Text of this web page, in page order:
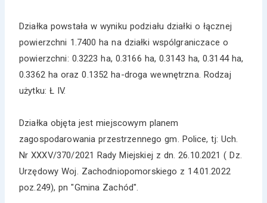
Działka powstała w wyniku podziału działki o łącznej
powierzchni 1.7400 ha na działki wspólgraniczace o
powierzchni: 0.3223 ha, 0.3166 ha, 0.3143 ha, 0.3144 ha,
0.3362 ha oraz 0.1352 ha-droga wewnętrzna. Rodzaj
użytku: Ł IV.
Działka objęta jest miejscowym planem
zagospodarowania przestrzennego gm. Police, tj: Uch.
Nr XXXV/370/2021 Rady Miejskiej z dn. 26.10.2021 ( Dz.
Urzędowy Woj. Zachodniopomorskiego z 14.01.2022
poz.249), pn "Gmina Zachód".